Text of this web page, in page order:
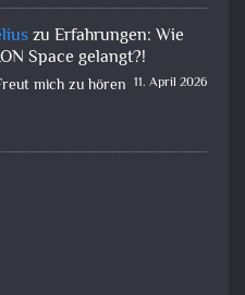
zu Erfahrungen: Wie
Space gelangt?!
11. April 2026
mich zu hören